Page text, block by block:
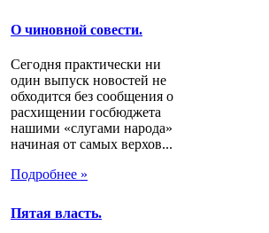
О чиновной совести.
Сегодня практически ни
один выпуск новостей не
обходится без сообщения о
расхищении госбюджета
нашими «слугами народа»
начиная от самых верхов...
Подробнее »
Пятая власть.